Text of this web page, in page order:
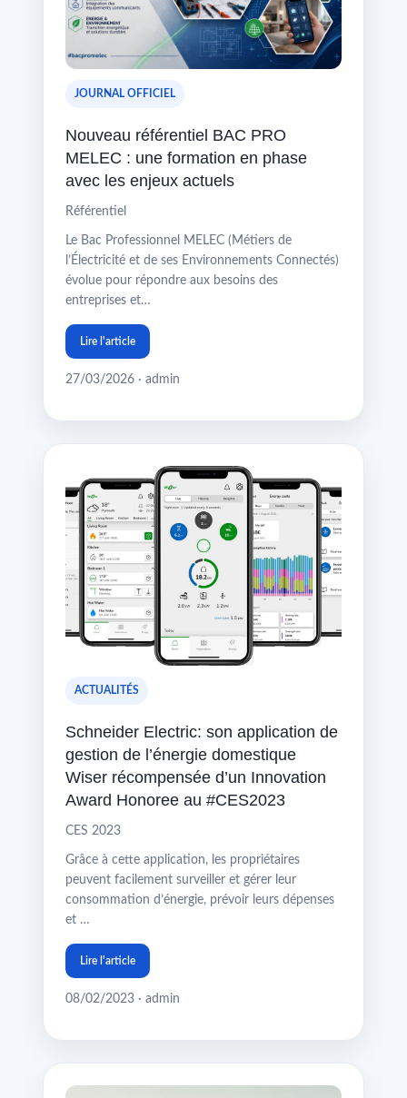
JOURNAL OFFICIEL
Nouveau référentiel BAC PRO
MELEC : une formation en phase
avec les enjeux actuels
Référentiel
Le Bac Professionnel MELEC (Métiers de
l’Électricité et de ses Environnements Connectés)
évolue pour répondre aux besoins des
entreprises et…
Lire l'article
27/03/2026 · admin
ACTUALITÉS
Schneider Electric: son application de
gestion de l’énergie domestique
Wiser récompensée d’un Innovation
Award Honoree au #CES2023
CES 2023
Grâce à cette application, les propriétaires
peuvent facilement surveiller et gérer leur
consommation d’énergie, prévoir leurs dépenses
et …
Lire l'article
08/02/2023 · admin